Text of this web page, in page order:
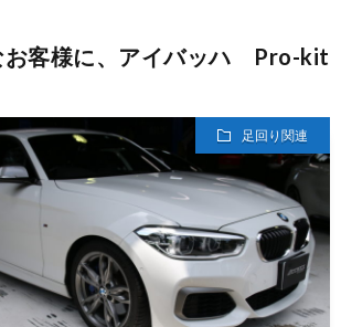
客様に、アイバッハ Pro-kit
足回り関連